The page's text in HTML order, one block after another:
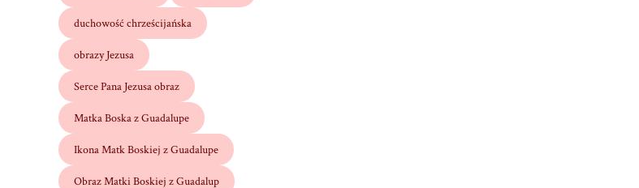
duchowość chrześcijańska
obrazy Jezusa
Serce Pana Jezusa obraz
Matka Boska z Guadalupe
Ikona Matk Boskiej z Guadalupe
Obraz Matki Boskiej z Guadalup